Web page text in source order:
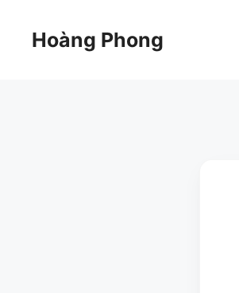
Hoàng Phong